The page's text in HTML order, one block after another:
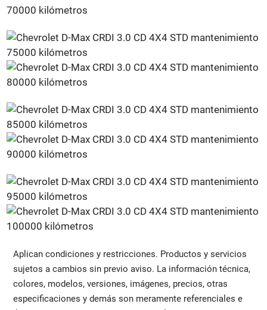
Aplican condiciones y restricciones. Productos y servicios
sujetos a cambios sin previo aviso. La información técnica,
colores, modelos, versiones, imágenes, precios, otras
especificaciones y demás son meramente referenciales e